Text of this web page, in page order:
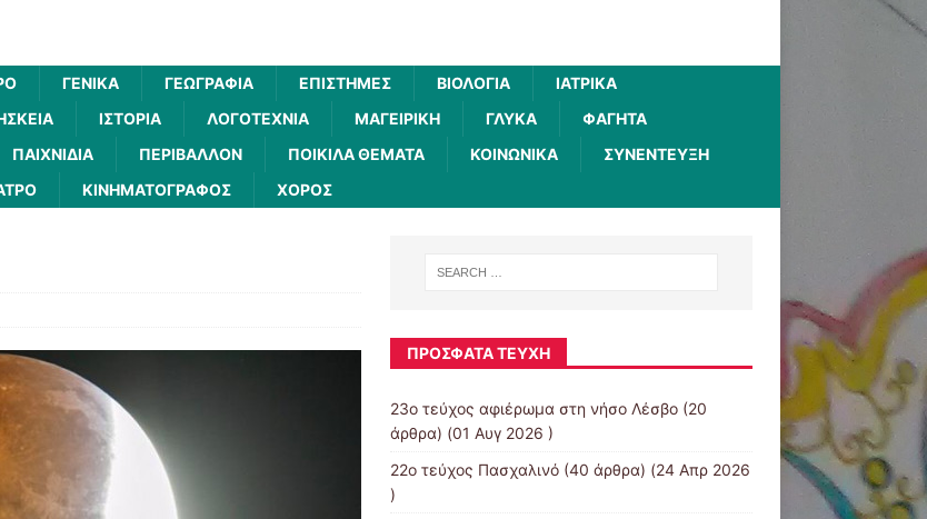
ΓΕΝΙΚΆ ΓΕΩΓΡΑΦΊΑ ΕΠΙΣΤΉΜΕΣ ΒΙΟΛΟΓΊΑ
ΙΑΤΡΙΚΆ
ΙΣΤΟΡΊΑ ΛΟΓΟΤΕΧΝΊΑ ΜΑΓΕΙΡΙΚΉ ΓΛΥΚΆ
ΦΑΓΗΤΆ
ΠΑΙΧΝΊΔΙΑ ΠΕΡΙΒΆΛΛΟΝ ΠΟΙΚΊΛΑ ΘΈΜΑΤΑ ΚΟΙΝΩΝΙΚΆ
ΣΥΝΈΝΤΕΥΞΗ
ΚΙΝΗΜΑΤΟΓΡΆΦΟΣ ΧΟΡΌΣ
ΠΡΌΣΦΑΤΑ ΤΕΎΧΗ
23ο τεύχος αφιέρωμα στη νήσο Λέσβο(20
άρθρα) (01 Αυγ 2026 )
22ο τεύχος Πασχαλινό(40 άρθρα) (24 Απρ 2026
)